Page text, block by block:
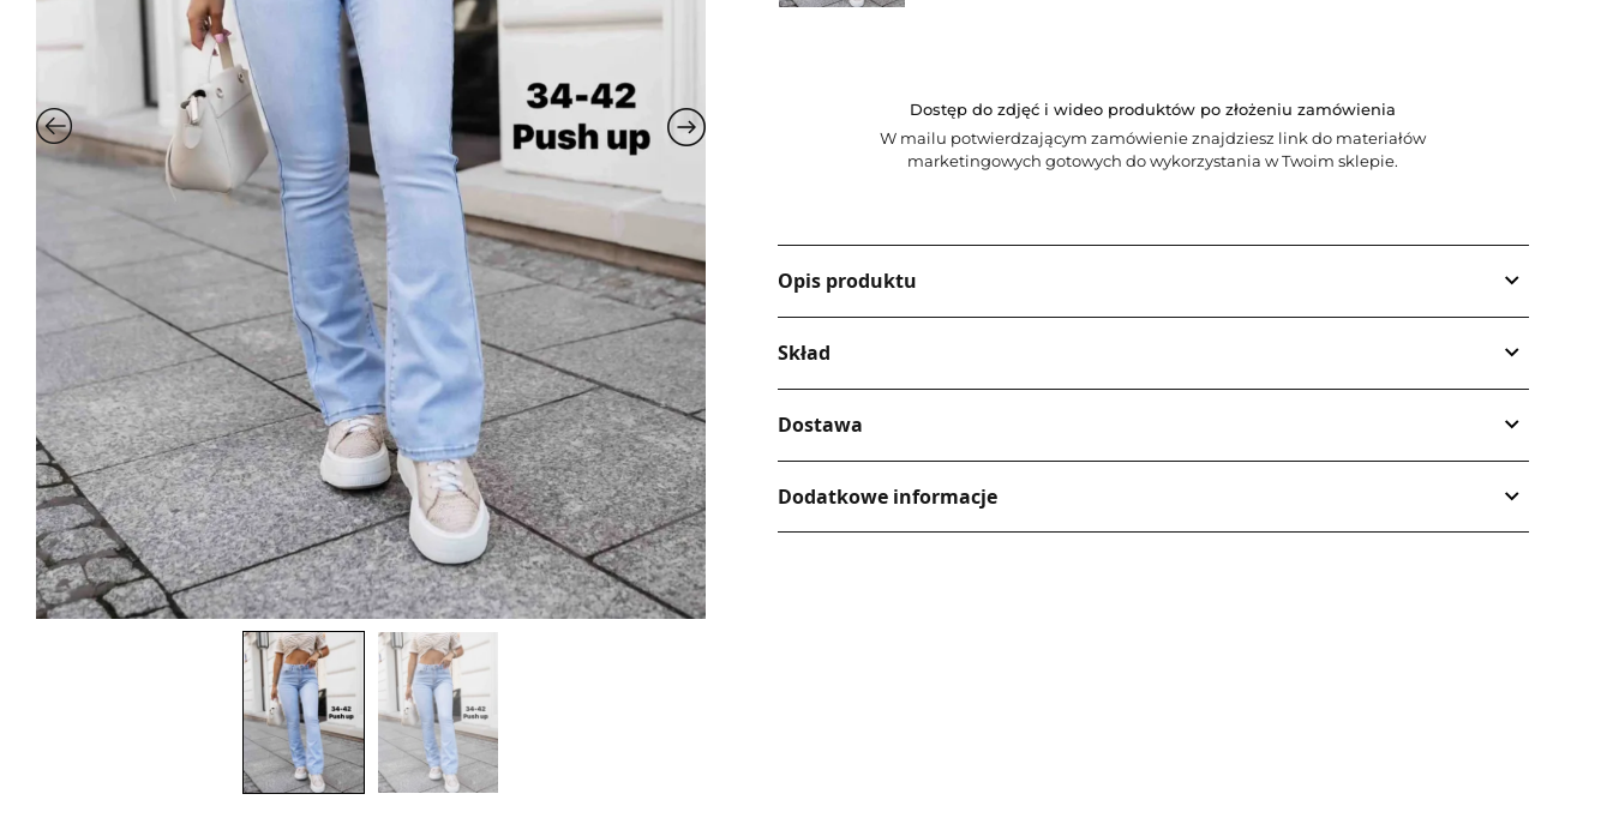
Dostęp do zdjęć i wideo produktów po złożeniu zamówienia
W mailu potwierdzającym zamówienie znajdziesz link do materiałów
marketingowych gotowych do wykorzystania w Twoim sklepie.
Opis produktu
Skład
Dostawa
Dodatkowe informacje